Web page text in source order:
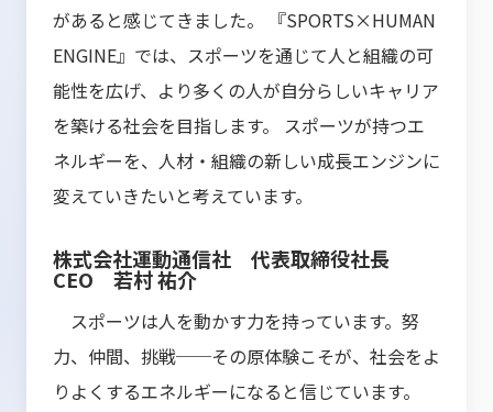
があると感じてきました。 『SPORTS×HUMAN
ENGINE』では、スポーツを通じて人と組織の可
能性を広げ、より多くの人が自分らしいキャリア
を築ける社会を目指します。 スポーツが持つエ
ネルギーを、人材・組織の新しい成長エンジンに
変えていきたいと考えています。
株式会社運動通信社 代表取締役社長
CEO 若村 祐介
スポーツは人を動かす力を持っています。努
力、仲間、挑戦──その原体験こそが、社会をよ
りよくするエネルギーになると信じています。